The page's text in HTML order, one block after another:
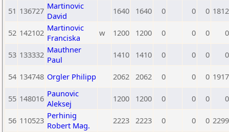
51 136727 Martinovic
David
1640 1640 0 0 0 1812
52 142102 Martinovic
Franciska
w 1200 1200 0 0 0 0
53 133332 Mauthner
Paul
1410 1410 0 0 0 0
54 134748 Orgler Philipp 2062 2062 0 0 0 1917
55 148016 Paunovic
Aleksej
1200 1200 0 0 0 0
56 110523 Perhinig
Robert Mag.
2223 2223 0 0 0 2299